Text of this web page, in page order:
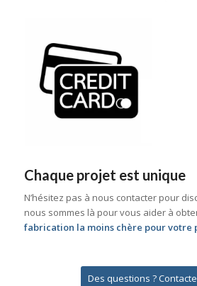
Chaque projet est unique
N’hésitez pas à nous contacter pour
nous sommes là pour vous aider à
fabrication la moins chère pour votre
Des questions ?